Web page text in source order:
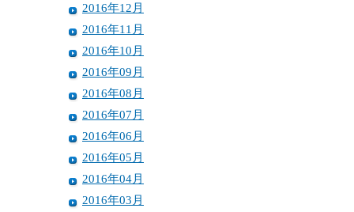
2016年12月
2016年11月
2016年10月
2016年09月
2016年08月
2016年07月
2016年06月
2016年05月
2016年04月
2016年03月